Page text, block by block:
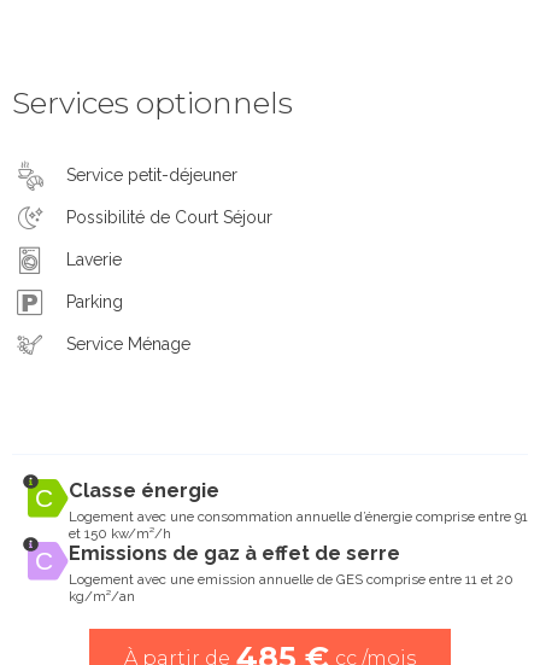
Services optionnels
Service petit-déjeuner
Possibilité de Court Séjour
Laverie
Parking
Service Ménage
Classe énergie
Logement avec une consommation annuelle d’énergie comprise entre 91
et 150 kw/m²/h
Emissions de gaz à effet de serre
Logement avec une emission annuelle de GES comprise entre 11 et 20
kg/m²/an
À partir de 485 € cc /mois